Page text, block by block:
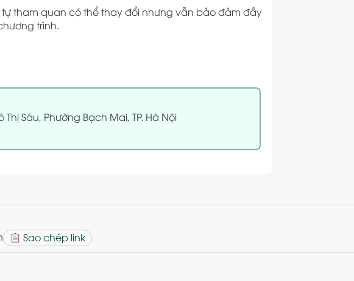
tự tham quan có thể thay đổi nhưng vẫn bảo đảm đầy
trình.
Sáu, Phường Bạch Mai, TP. Hà Nội
Sao chép link